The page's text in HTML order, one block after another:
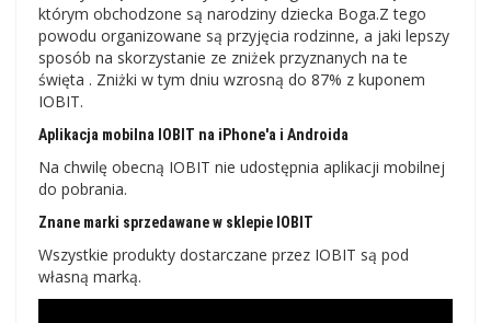
którym obchodzone są narodziny dziecka Boga.Z tego
powodu organizowane są przyjęcia rodzinne, a jaki lepszy
sposób na skorzystanie ze zniżek przyznanych na te
święta . Zniżki w tym dniu wzrosną do 87% z kuponem
IOBIT.
Aplikacja mobilna IOBIT na iPhone'a i Androida
Na chwilę obecną IOBIT nie udostępnia aplikacji mobilnej
do pobrania.
Znane marki sprzedawane w sklepie IOBIT
Wszystkie produkty dostarczane przez IOBIT są pod
własną marką.